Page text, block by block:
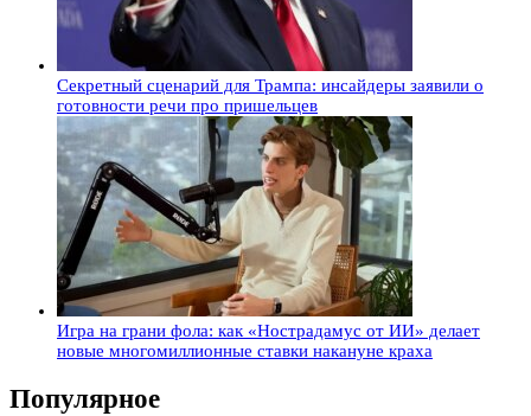
Секретный сценарий для Трампа: инсайдеры заявили о
готовности речи про пришельцев
Игра на грани фола: как «Нострадамус от ИИ» делает
новые многомиллионные ставки накануне краха
Популярное